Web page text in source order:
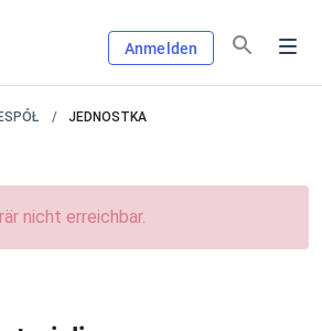
Anmelden
JEDNOSTKA
nicht erreichbar.